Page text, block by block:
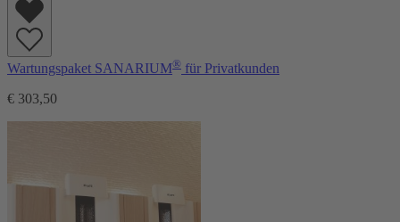
Wartungspaket SANARIUM® für Privatkunden
€ 303,50